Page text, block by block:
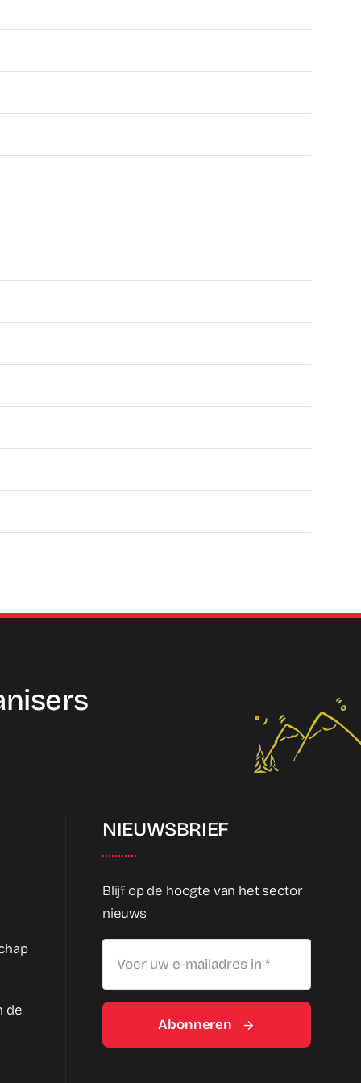
de
NIEUWSBRIEF
Blijf op de hoogte van het sector
nieuws
Abonneren